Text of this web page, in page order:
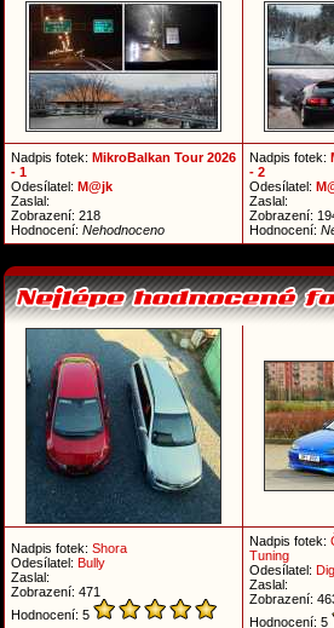
Nadpis fotek: MikroBalkan Tour 2026
- 1
Odesílatel: M@jk
Zaslal:
Zobrazení: 218
Hodnocení: Nehodnoceno
Nadpis fotek:
- 2
Odesílatel:
Zaslal:
Zobrazení:
Hodnocení:
Nadpis fotek: Shora
Odesílatel: Bully
Zaslal:
Zobrazení: 471
Hodnocení: 5
Nadpis fotek:
Tuning
Odesílatel:
Zaslal:
Zobrazení:
Hodnocení: 5